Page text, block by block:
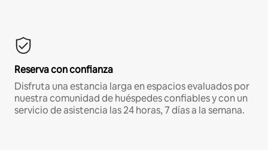
Reserva con confianza
Disfruta una estancia larga en espacios evaluados por
nuestra comunidad de huéspedes confiables y con un
servicio de asistencia las 24 horas, 7 días a la semana.